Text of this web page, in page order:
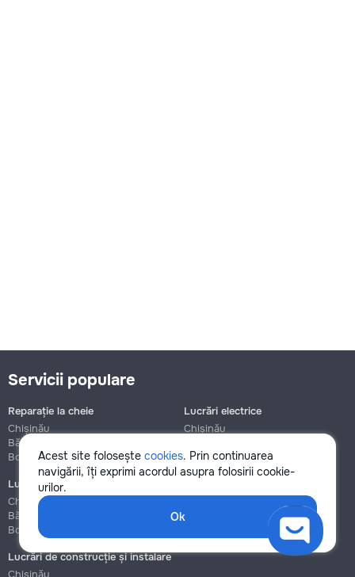
Acest site folosește cookies. Prin continuarea
navigării, îți exprimi acordul asupra folosirii cookie-
urilor.
Ok
Servicii populare
Reparație la cheie
Chișinău
Bălți
Botanica
Lucrări electrice
Chișinău
Botanica
Lucrări de instalații sanitare
Chișinău
Bălți
Botanica
Bălți
Lucrări de construcție și instalare
Chișinău